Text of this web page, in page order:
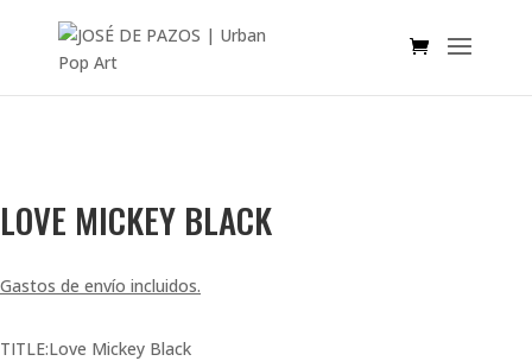
SOLD OUT!
LOVE MICKEY BLACK
Gastos de envío incluidos.
TITLE:Love Mickey Black